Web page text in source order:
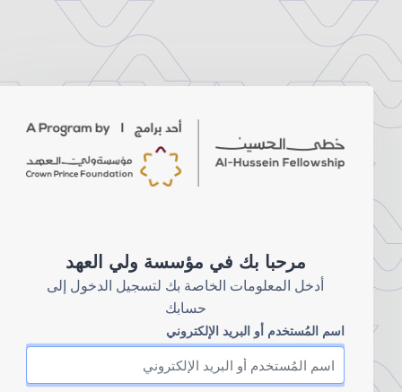
إلى المحتوى الرئيسي
مرحبا بك في مؤسسة ولي العهد
أدخل المعلومات الخاصة بك لتسجيل الدخول إلى
حسابك
اسم المُستخدم أو البريد الإلكتروني
اسم المُستخدم أو البريد الإلكتروني